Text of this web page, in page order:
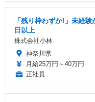
「残り枠わずか!」未経
日以上
株式会社小林
神奈川県
月給25万円～40万円
正社員